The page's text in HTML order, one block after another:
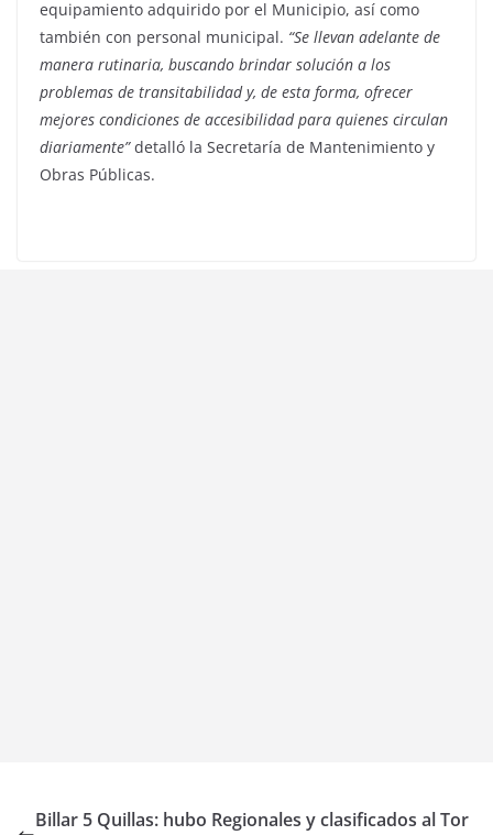
equipamiento adquirido por el Municipio, así como
también con personal municipal. “Se llevan adelante de
manera rutinaria, buscando brindar solución a los
problemas de transitabilidad y, de esta forma, ofrecer
mejores condiciones de accesibilidad para quienes circulan
diariamente”detalló la Secretaría de Mantenimiento y
Obras Públicas.
Billar 5 Quillas: hubo Regionales y clasificados al Tor